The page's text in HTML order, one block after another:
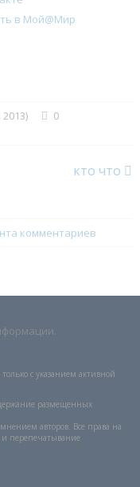
0
кто что
комментариев
с указанием активной
размещенных
авторов. Все права на
перепечатывание